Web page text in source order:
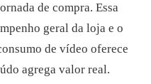
de compra. Essa
geral da loja e o
de vídeo oferece
agrega valor real.